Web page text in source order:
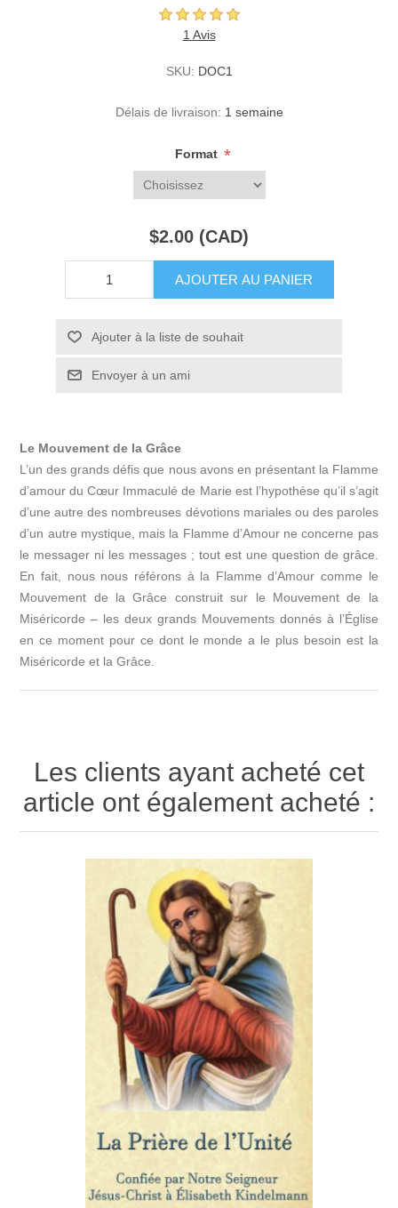
1 Avis
SKU: DOC1
Délais de livraison: 1 semaine
Format *
$2.00 (CAD)
AJOUTER AU PANIER
Ajouter à la liste de souhait
Envoyer à un ami
Le Mouvement de la Grâce
L’un des grands défis que nous avons en présentant la Flamme
d’amour du Cœur Immaculé de Marie est l’hypothèse qu’il s’agit
d’une autre des nombreuses dévotions mariales ou des paroles
d’un autre mystique, mais la Flamme d’Amour ne concerne pas
le messager ni les messages ; tout est une question de grâce.
En fait, nous nous référons à la Flamme d’Amour comme le
Mouvement de la Grâce construit sur le Mouvement de la
Miséricorde – les deux grands Mouvements donnés à l’Église
en ce moment pour ce dont le monde a le plus besoin est la
Miséricorde et la Grâce.
Les clients ayant acheté cet
article ont également acheté :